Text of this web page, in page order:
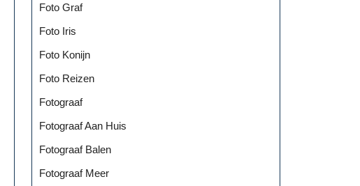
Foto Graf
Foto Iris
Foto Konijn
Foto Reizen
Fotograaf
Fotograaf Aan Huis
Fotograaf Balen
Fotograaf Meer